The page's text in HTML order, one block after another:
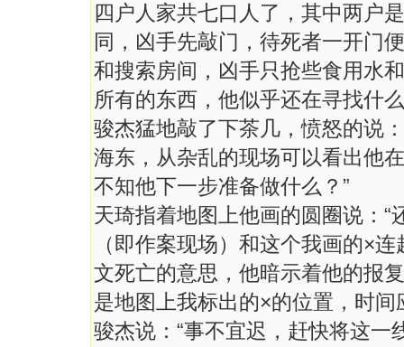
四户人家共七口人了，其中两户
同，凶手先敲门，待死者一开门
和搜索房间，凶手只抢些食用水
所有的东西，他似乎还在寻找什
骏杰猛地敲了下茶几，愤怒的说
海东，从杂乱的现场可以看出他
不知他下一步准备做什么？”
天琦指着地图上他画的圆圈说：
（即作案现场）和这个我画的×
文死亡的意思，他暗示着他的报
是地图上我标出的×的位置，时间
骏杰说：“事不宜迟，赶快将这